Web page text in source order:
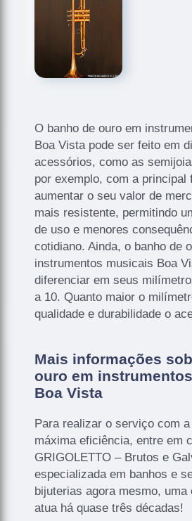
O banho de ouro em
Boa Vista pode ser feito em
acessórios, como as
por exemplo, com a principal
aumentar o seu valor de
mais resistente, permitindo
de uso e menores
cotidiano. Ainda, o banho de
instrumentos musicais Boa
diferenciar em seus
a 10. Quanto maior o
qualidade e durabilidade o
Mais informações
ouro em
Boa Vista
Para realizar o serviço com
máxima eficiência, entre em
GRIGOLETTO – Brutos e
especializada em banhos e
bijuterias agora mesmo, uma
atua há quase três décadas!